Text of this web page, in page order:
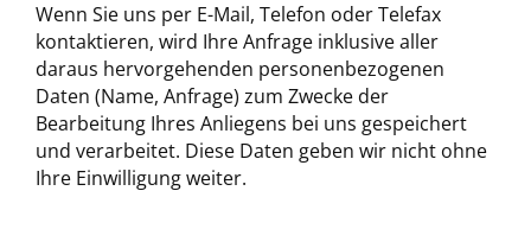
Wenn Sie uns per E-Mail, Telefon oder Telefax
kontaktieren, wird Ihre Anfrage inklusive aller
daraus hervorgehenden personenbezogenen
Daten (Name, Anfrage) zum Zwecke der
Bearbeitung Ihres Anliegens bei uns gespeichert
und verarbeitet. Diese Daten geben wir nicht ohne
Ihre Einwilligung weiter.